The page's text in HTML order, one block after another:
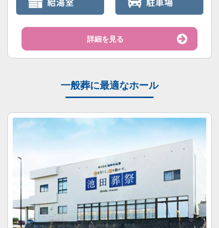
詳細を見る
一般葬に最適なホール